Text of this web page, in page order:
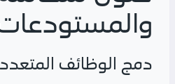
دمج الوظائف